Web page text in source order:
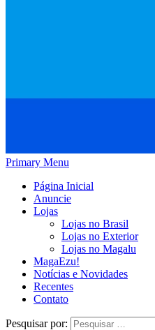
Primary Menu
Página Inicial
Anuncie
Lojas
Lojas no Brasil
Lojas no Exterior
Lojas no Magalu
MagaEzu!
Notícias e Novidades
Recentes
Contato
Pesquisar por: